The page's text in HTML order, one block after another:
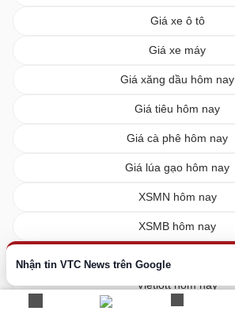
Nhận tin VTC News trên Google
Giá xe ô tô
Giá xe máy
Giá xăng dầu hôm nay
Giá tiêu hôm nay
Giá cà phê hôm nay
Giá lúa gạo hôm nay
XSMN hôm nay
XSMB hôm nay
Vietlott hôm nay